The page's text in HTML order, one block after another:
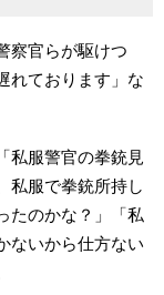
察官らが駆けつ
れております」な
私服警官の拳銃見
私服で拳銃所持し
たのかな？」「私
ないから仕方ない